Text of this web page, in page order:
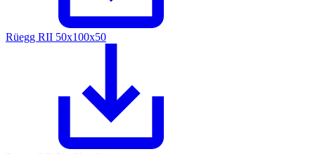
Rüegg RII 50x100x50